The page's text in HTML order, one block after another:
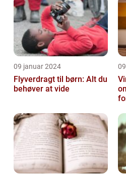
09 januar 2024
Flyverdragt til børn: Alt du
behøver at vide